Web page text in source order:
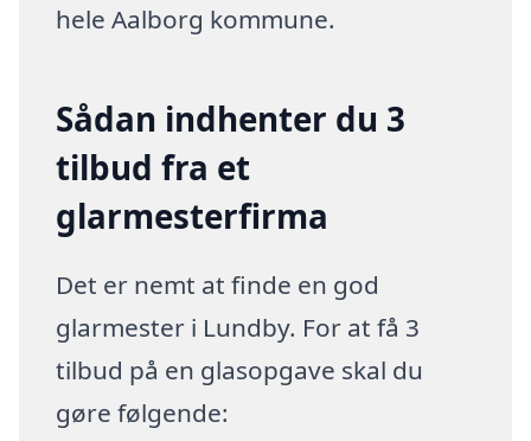
hele Aalborg kommune.
Sådan indhenter du 3
tilbud fra et
glarmesterfirma
Det er nemt at finde en god
glarmester i Lundby. For at få 3
tilbud på en glasopgave skal du
gøre følgende: